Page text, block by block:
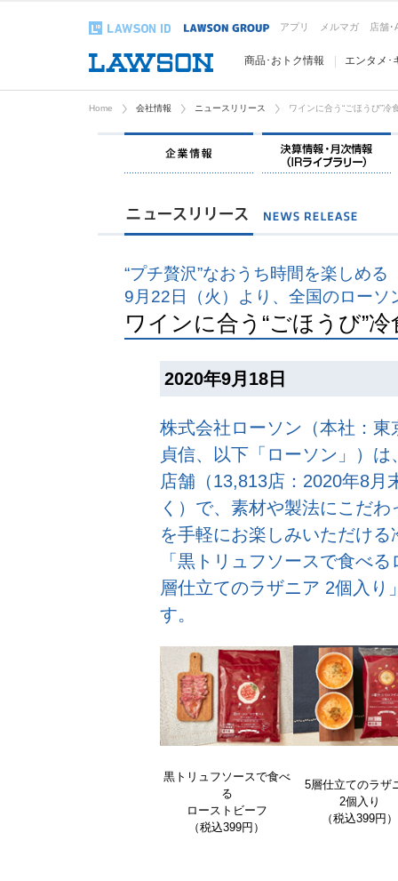
アプリ メルマガ 店舗･
商品･おトク情報 エンタメ･
Home 会社情報 ニュースリリース ワインに合う“ごほうび”
企業情報
“プチ贅沢”なおうち時間を楽しめる
9月22日（火）より、全国のローソ
ワインに合う“ごほうび”
2020年9月18日
株式会社ローソン（本社：
貞信、以下「ローソン」）
店舗（13,813店：2020年8月
く）で、素材や製法にこだ
を手軽にお楽しみいただける
「黒トリュフソースで食べ
層仕立てのラザニア 2個入り
す。
黒トリュフソースで食べ
る
ローストビーフ
（税込399円）
5層仕立てのラザ
2個入り
（税込399円）